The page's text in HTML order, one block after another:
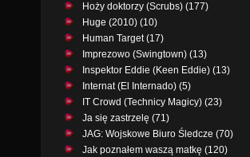
Hoży doktorzy (Scrubs) (177)
Huge (2010) (10)
Human Target (17)
Imprezowo (Swingtown) (13)
Inspektor Eddie (Keen Eddie) (13)
Internat (El Internado) (5)
IT Crowd (Technicy Magicy) (23)
Ja się zastrzelę (71)
JAG: Wojskowe Biuro Śledcze (70)
Jak poznałem waszą matkę (120)